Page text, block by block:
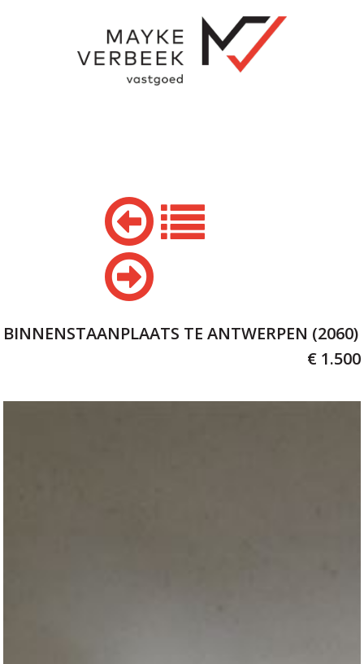
BINNENSTAANPLAATS TE ANTWERPEN (2060)
€ 1.500